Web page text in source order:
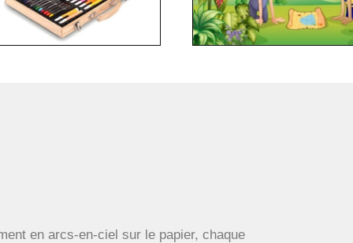
en arcs-en-ciel sur le papier, chaque